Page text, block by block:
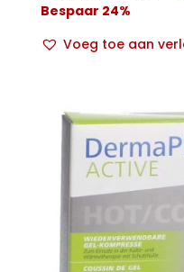
Bespaar 24%
Voeg toe aan